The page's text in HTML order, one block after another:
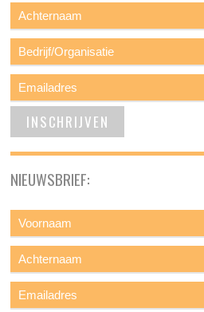
NIEUWSBRIEF: